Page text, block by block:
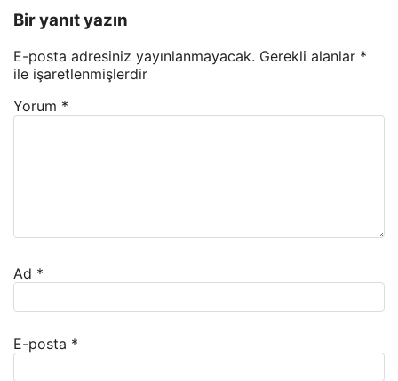
Bir yanıt yazın
E-posta adresiniz yayınlanmayacak. Gerekli alanlar *
ile işaretlenmişlerdir
Yorum *
Ad *
E-posta *